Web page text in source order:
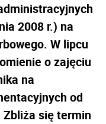
2008 r.) na
W lipcu
o zajęciu
na
od
się termin